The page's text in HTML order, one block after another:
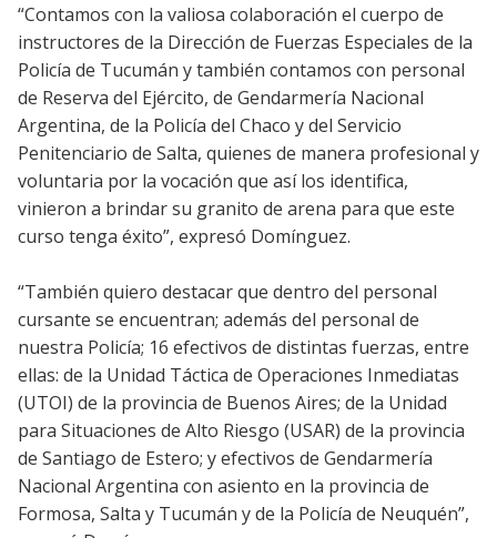
“Contamos con la valiosa colaboración el cuerpo de
instructores de la Dirección de Fuerzas Especiales de la
Policía de Tucumán y también contamos con personal
de Reserva del Ejército, de Gendarmería Nacional
Argentina, de la Policía del Chaco y del Servicio
Penitenciario de Salta, quienes de manera profesional y
voluntaria por la vocación que así los identifica,
vinieron a brindar su granito de arena para que este
curso tenga éxito”, expresó Domínguez.
“También quiero destacar que dentro del personal
cursante se encuentran; además del personal de
nuestra Policía; 16 efectivos de distintas fuerzas, entre
ellas: de la Unidad Táctica de Operaciones Inmediatas
(UTOI) de la provincia de Buenos Aires; de la Unidad
para Situaciones de Alto Riesgo (USAR) de la provincia
de Santiago de Estero; y efectivos de Gendarmería
Nacional Argentina con asiento en la provincia de
Formosa, Salta y Tucumán y de la Policía de Neuquén”,